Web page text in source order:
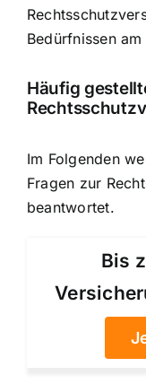
Bedürfnissen
Häufig
Im Folgenden
Fragen zur
beantwortet.
Bis